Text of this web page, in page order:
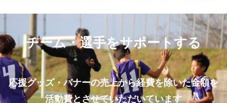
チーム・選手をサポートする
応援グッズ・バナーの売上から経費を除いた金額を
活動費とさせていただいています